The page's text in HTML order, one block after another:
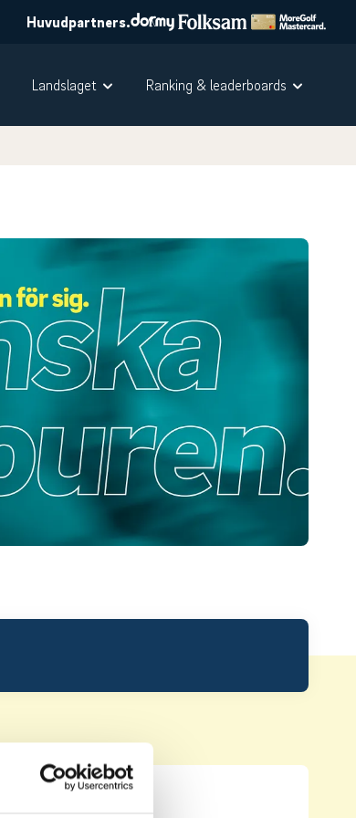
Huvudpartners.
Landslaget Ranking & leaderboards
Leaderboard.